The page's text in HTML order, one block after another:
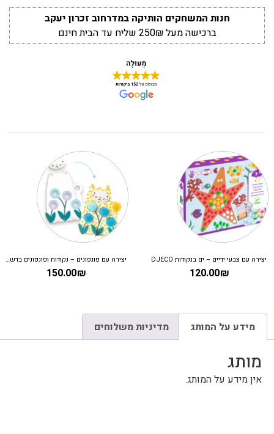
חנות המשחקים הותיקה במדרחוב זכרון יעקב
ברכישה מעל 250₪ שליח עד הבית חינם
יצירה עם צבעי ידיים – ים בנקודות DJECO
120.00₪
יצירה עם פונפונים – נקודות ופונפונים בדשא DJECO
150.00₪
מידע על המותג מדיניות משלוחים
מותג
אין מידע על המותג.